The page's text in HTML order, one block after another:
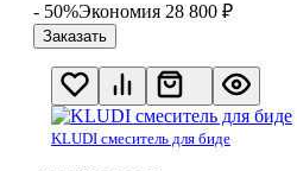
- 50%Экономия 28 800 ₽
Заказать
KLUDI смеситель для биде